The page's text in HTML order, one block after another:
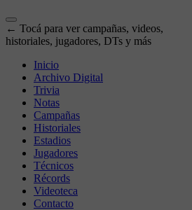
← Tocá para ver campañas, videos,
historiales, jugadores, DTs y más
Inicio
Archivo Digital
Trivia
Notas
Campañas
Historiales
Estadios
Jugadores
Técnicos
Récords
Videoteca
Contacto